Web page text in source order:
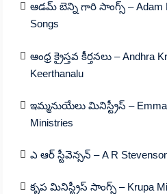
ఆడమ్ బెన్ని గారి సాంగ్స్ – Adam
Songs
ఆంధ్ర క్రైస్తవ కీర్తనలు – Andhra
Keerthanalu
ఇమ్మనుయేలు మినిస్ట్రీస్ –
Ministries
ఎ ఆర్ స్టీవెన్సన్ – A R
కృప మినిస్ట్రీస్ సాంగ్స్ – Krupa